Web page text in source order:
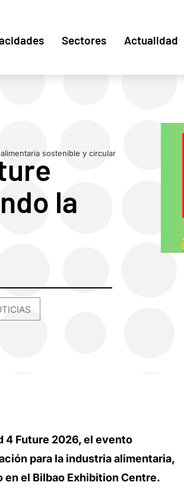
Sectores Actualidad
sostenible y circular
la
4 Future 2026, el evento
para la industria alimentaria,
en el Bilbao Exhibition Centre.